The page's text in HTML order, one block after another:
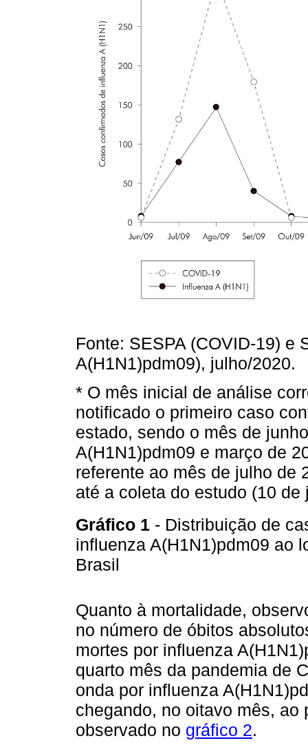
Fonte: SESPA (COVID-19) e
A(H1N1)pdm09), julho/2020.
* O mês inicial de análise
notificado o primeiro caso
estado, sendo o mês de
A(H1N1)pdm09 e março de
referente ao mês de julho de
até a coleta do estudo (10 de
Gráfico 1 - Distribuição de
influenza A(H1N1)pdm09 ao
Brasil
Quanto à mortalidade,
no número de óbitos
mortes por influenza
quarto mês da pandemia de
onda por influenza
chegando, no oitavo mês,
observado no gráfico 2.